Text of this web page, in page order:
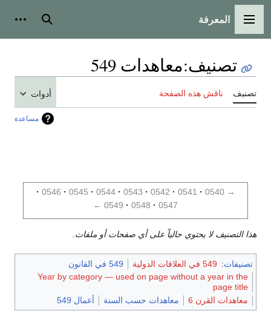
القائمة الرئيسية
المعرفة بحث
تصنيف:معاهدات 549
تصنيف ناقش هذه الصفحة أدوات
مساعدة
→
0540
0541
0542
0543
0544
0545
0546
0547
0548
0549
←
هذا التصنيف لا يحتوي حالياً على أي صفحات أو ملفات.
تصنيفات: 549 في العلاقات الدولية
549 في القانون
Year by category — used on page without a year in the
page title
معاهدات القرن 6
معاهدات حسب السنة أعمال 549